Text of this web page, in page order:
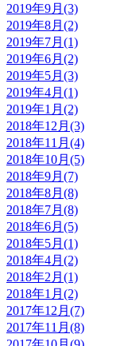
2019年9月(3)
2019年8月(2)
2019年7月(1)
2019年6月(2)
2019年5月(3)
2019年4月(1)
2019年1月(2)
2018年12月(3)
2018年11月(4)
2018年10月(5)
2018年9月(7)
2018年8月(8)
2018年7月(8)
2018年6月(5)
2018年5月(1)
2018年4月(2)
2018年2月(1)
2018年1月(2)
2017年12月(7)
2017年11月(8)